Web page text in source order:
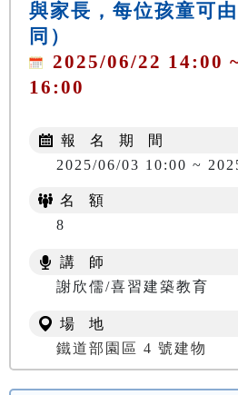
與家長，每位孩童可
同）
2025/06/22 14:00
16:00
報 名 期 間
2025/06/03 10:00 ~
名 額
8
講 師
謝欣儒/喜習建築教育
場 地
鐵道部園區 4 號建物